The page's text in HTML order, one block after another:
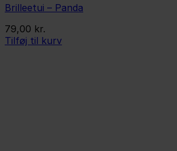
Brilleetui – Panda
79,00 kr.
Tilføj til kurv